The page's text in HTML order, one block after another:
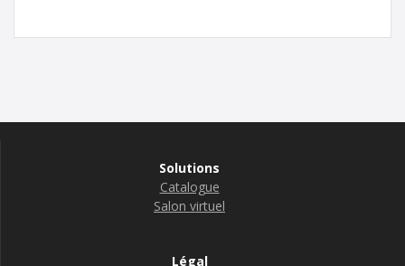
Solutions
Catalogue
Salon virtuel
Légal